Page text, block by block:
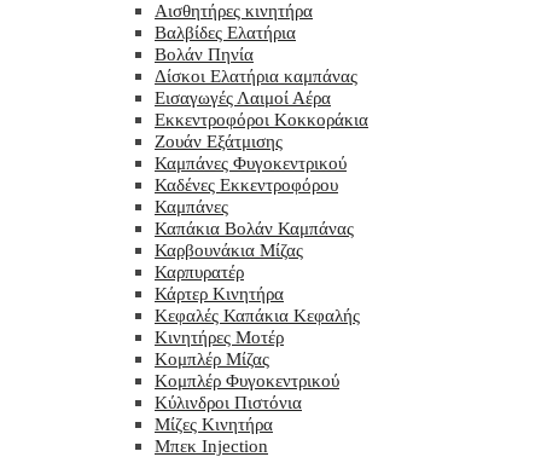
Αισθητήρες κινητήρα
Βαλβίδες Ελατήρια
Βολάν Πηνία
Δίσκοι Ελατήρια καμπάνας
Εισαγωγές Λαιμοί Αέρα
Εκκεντροφόροι Κοκκοράκια
Ζουάν Εξάτμισης
Καμπάνες Φυγοκεντρικού
Καδένες Εκκεντροφόρου
Καμπάνες
Καπάκια Βολάν Καμπάνας
Καρβουνάκια Μίζας
Καρπυρατέρ
Κάρτερ Κινητήρα
Κεφαλές Καπάκια Κεφαλής
Κινητήρες Μοτέρ
Κομπλέρ Μίζας
Κομπλέρ Φυγοκεντρικού
Κύλινδροι Πιστόνια
Μίζες Κινητήρα
Μπεκ Injection